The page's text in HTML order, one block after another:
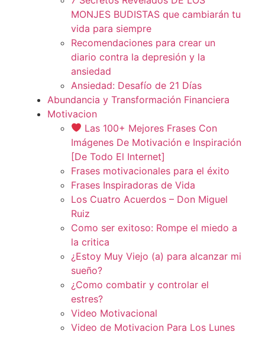
MONJES BUDISTAS que cambiarán tu
vida para siempre
Recomendaciones para crear un
diario contra la depresión y la
ansiedad
Ansiedad: Desafío de 21 Días
Abundancia y Transformación Financiera
Motivacion
Las 100+ Mejores Frases Con
Imágenes De Motivación e Inspiración
[De Todo El Internet]
Frases motivacionales para el éxito
Frases Inspiradoras de Vida
Los Cuatro Acuerdos – Don Miguel
Ruiz
Como ser exitoso: Rompe el miedo a
la critica
¿Estoy Muy Viejo (a) para alcanzar mi
sueño?
¿Como combatir y controlar el
estres?
Video Motivacional
Video de Motivacion Para Los Lunes